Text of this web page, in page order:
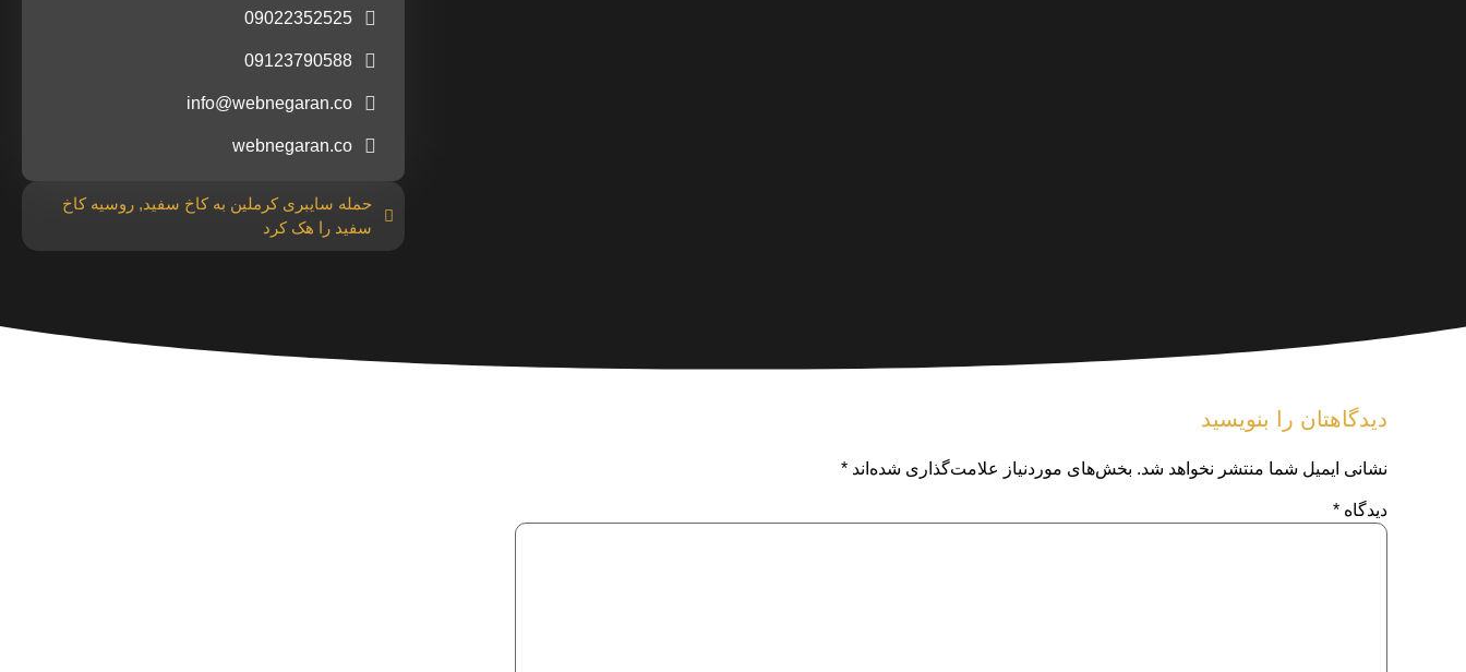
09022352525
09123790588
info@webnegaran.co
webnegaran.co
حمله سایبری کرملین به کاخ سفید,روسیه کاخ
سفید را هک کرد
دیدگاهتان را بنویسید
نشانی ایمیل شما منتشر نخواهد شد. بخش‌های موردنیاز علامت‌گذاری شده‌اند *
دیدگاه *